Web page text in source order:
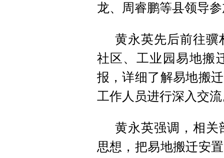
龙、周睿鹏等县领导
黄永英先后前往骥
社区、工业园易地搬
报，详细了解易地搬
工作人员进行深入交
黄永英强调，相关
思想，把易地搬迁安